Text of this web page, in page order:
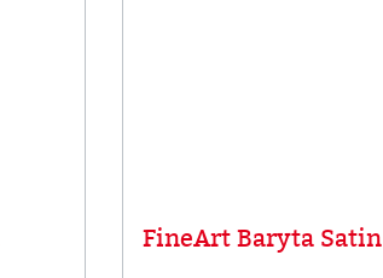
FineArt Baryta Satin